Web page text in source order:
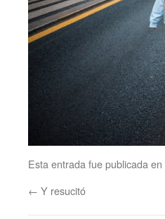
Esta entrada fue publicada en
← Y resucitó